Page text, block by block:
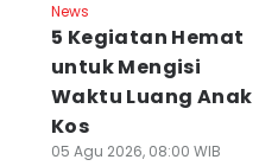
News
5 Kegiatan Hemat
untuk Mengisi
Waktu Luang Anak
Kos
05 Agu 2026, 08:00 WIB